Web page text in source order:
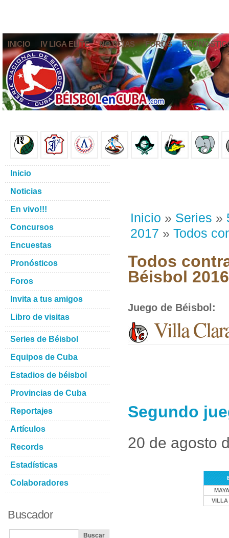
INICIO IV LIGA ELITE NOTICIAS FOROS
Inicio » Series »
2017 » Todos
Todos
Béisbol
Juego de Béisbol :
Villa
Segundo
20 de agosto
Inicio
Noticias
En vivo!!!
Concursos
Encuestas
Pronósticos
Foros
Invita a tus amigos
Libro de visitas
Series de Béisbol
Equipos de Cuba
Estadios de béisbol
Provincias de Cuba
Reportajes
Artículos
Records
Estadísticas
Colaboradores
Buscador